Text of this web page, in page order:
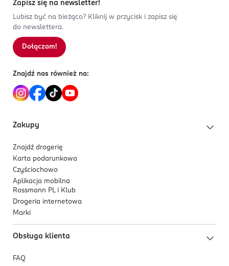
Składniki aktywne:
olej z amarantusa
włosa ochronny film, który pomaga zabezpieczyć
pasma przed wysoką temperaturą.
Formuła:
SORBATE, PARFUM, TETRAMETHYL
ACETYLOCTAHYDRONAPHTHALENES, BENZYL
SALICYLATE, CITRUS AURANTIUM PEEL OIL, LIMONENE,
VANILLIN.
2
1
0%
Sortowanie wg
Zapisz się na newsletter!
Lubisz być na bieżąco? Kliknij w przycisk i zapisz się
do newslettera.
Dołączam!
Znajdź nas również na:
Zakupy
Znajdź drogerię
Karta podarunkowa
Czyściochowo
Aplikacja mobilna
Rossmann PL i Klub
Drogeria internetowa
Marki
Obsługa klienta
FAQ